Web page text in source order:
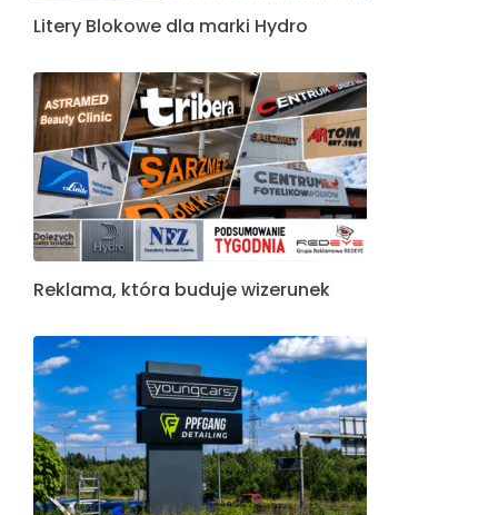
Litery Blokowe dla marki Hydro
Reklama, która buduje wizerunek